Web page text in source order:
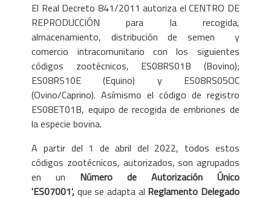
El Real Decreto 841/2011 autoriza el CENTRO DE
REPRODUCCIÓN para la recogida,
almacenamiento, distribución de semen y
comercio intracomunitario con los siguientes
códigos zootécnicos, ES08RS01B (Bovino);
ES08RS10E (Equino) y ES08RS05OC
(Ovino/Caprino). Asímismo el código de registro
ES08ET01B, equipo de recogida de embriones de
la especie bovina.
A partir del 1 de abril del 2022, todos estos
códigos zootécnicos, autorizados, son agrupados
en un Número de Autorización Único
'ES07001', que se adapta al Reglamento Delegado